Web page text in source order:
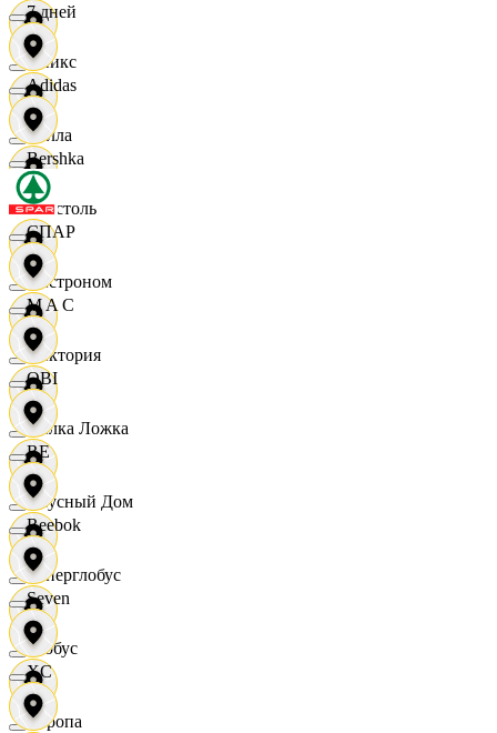
Аникс
Билла
Бристоль
Быстроном
Виктория
Вилка Ложка
Вкусный Дом
Гиперглобус
Глобус
Европа
7 дней
Adidas
Bershka
СПАР
M A C
OBI
RE
Reebok
Seven
XC